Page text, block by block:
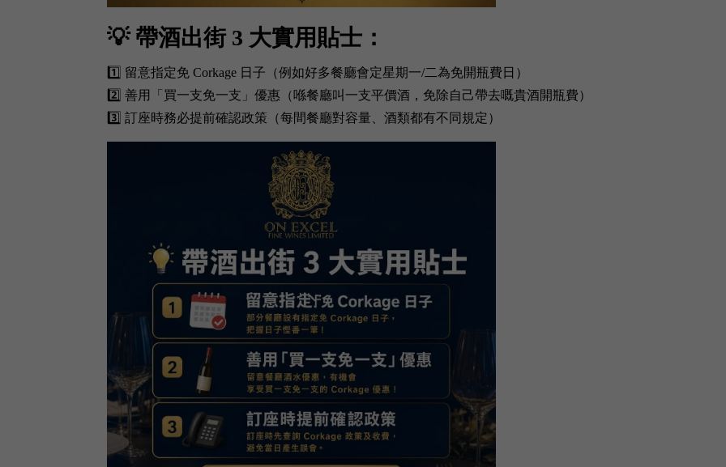
💡 帶酒出街 3 大實用貼士：
1️⃣ 留意指定免 Corkage 日子（例如好多餐廳會定星期一/二為免開瓶費日）
2️⃣ 善用「買一支免一支」優惠（喺餐廳叫一支平價酒，免除自己帶去嘅貴酒開瓶費）
3️⃣ 訂座時務必提前確認政策（每間餐廳對容量、酒類都有不同規定）